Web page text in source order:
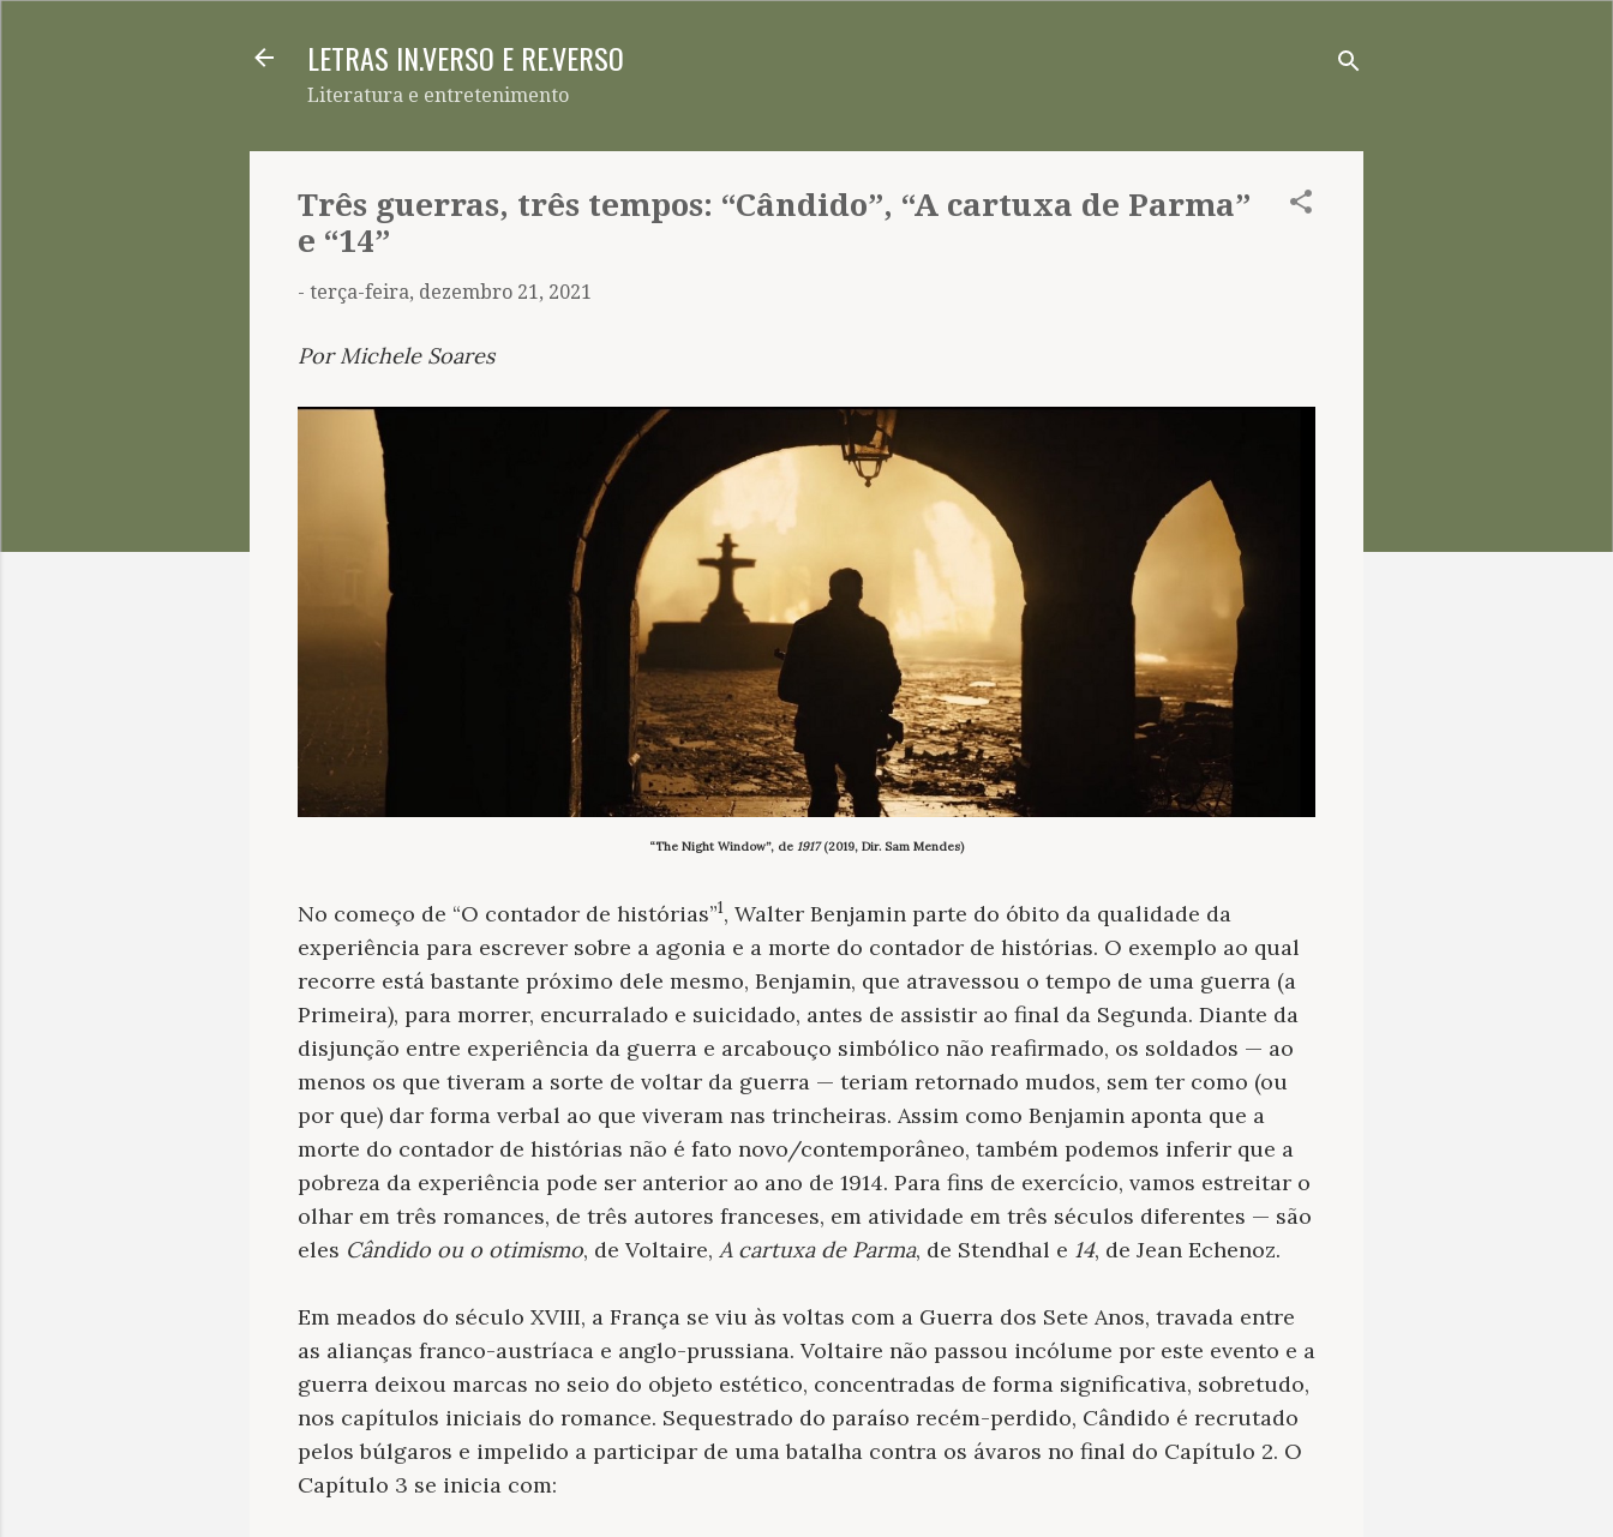
LETRAS IN.VERSO E RE.VERSO
Literatura e entretenimento
Três guerras, três tempos: “Cândido”, “A cartuxa de Parma”
e “14”
- terça-feira, dezembro 21, 2021
Por Michele Soares
“The Night Window”, de 1917(2019, Dir. Sam Mendes)
No começo de “O contador de histórias”1, Walter Benjamin parte do óbito da qualidade da
experiência para escrever sobre a agonia e a morte do contador de histórias. O exemplo ao qual
recorre está bastante próximo dele mesmo, Benjamin, que atravessou o tempo de uma guerra (a
Primeira), para morrer, encurralado e suicidado, antes de assistir ao final da Segunda. Diante da
disjunção entre experiência da guerra e arcabouço simbólico não reafirmado, os soldados — ao
menos os que tiveram a sorte de voltar da guerra — teriam retornado mudos, sem ter como (ou
por que) dar forma verbal ao que viveram nas trincheiras. Assim como Benjamin aponta que a
morte do contador de histórias não é fato novo/contemporâneo, também podemos inferir que a
pobreza da experiência pode ser anterior ao ano de 1914. Para fins de exercício, vamos estreitar o
olhar em três romances, de três autores franceses, em atividade em três séculos diferentes — são
eles Cândido ou o otimismo, de Voltaire, A cartuxa de Parma, de Stendhal e 14, de Jean Echenoz.
Em meados do século XVIII, a França se viu às voltas com a Guerra dos Sete Anos, travada entre
as alianças franco-austríaca e anglo-prussiana. Voltaire não passou incólume por este evento e a
guerra deixou marcas no seio do objeto estético, concentradas de forma significativa, sobretudo,
nos capítulos iniciais do romance. Sequestrado do paraíso recém-perdido, Cândido é recrutado
pelos búlgaros e impelido a participar de uma batalha contra os ávaros no final do Capítulo 2. O
Capítulo 3 se inicia com: